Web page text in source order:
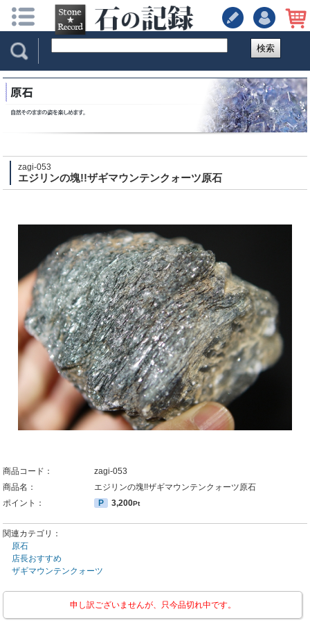
検索
zagi-053
エジリンの塊!!ザギマウンテンクォーツ原石
商品コード：
zagi-053
商品名：
エジリンの塊!!ザギマウンテンクォーツ原石
ポイント：
P 3,200Pt
関連カテゴリ：
原石
店長おすすめ
ザギマウンテンクォーツ
申し訳ございませんが、只今品切れ中です。